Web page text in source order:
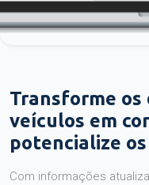
Transforme os
veículos em
potencialize
Com informações